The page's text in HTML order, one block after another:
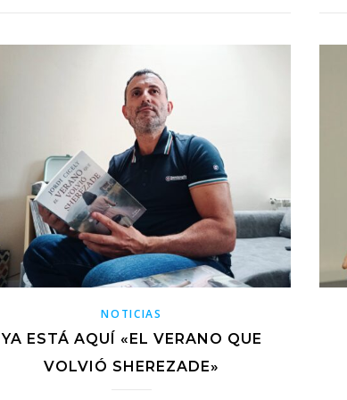
NOTICIAS
YA ESTÁ AQUÍ «EL VERANO QUE
VOLVIÓ SHEREZADE»